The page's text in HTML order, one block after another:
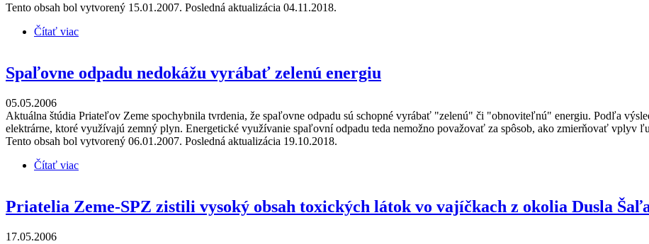
Tento obsah bol vytvorený 15.01.2007. Posledná aktualizácia 04.11.2018.
Čítať viac
Spaľovne odpadu nedokážu vyrábať zelenú energiu
05.05.2006
Aktuálna štúdia Priateľov Zeme spochybnila tvrdenia, že spaľovne odpadu sú schopné vyrábať "zelenú" či "obnoviteľnú" energiu. Podľa
elektrárne, ktoré využívajú zemný plyn. Energetické využívanie spaľovní odpadu teda nemožno považovať za spôsob, ako zmierňovať vplyv
Tento obsah bol vytvorený 06.01.2007. Posledná aktualizácia 19.10.2018.
Čítať viac
Priatelia Zeme-SPZ zistili vysoký obsah toxických látok vo vajíčkach z okolia Dusla
17.05.2006